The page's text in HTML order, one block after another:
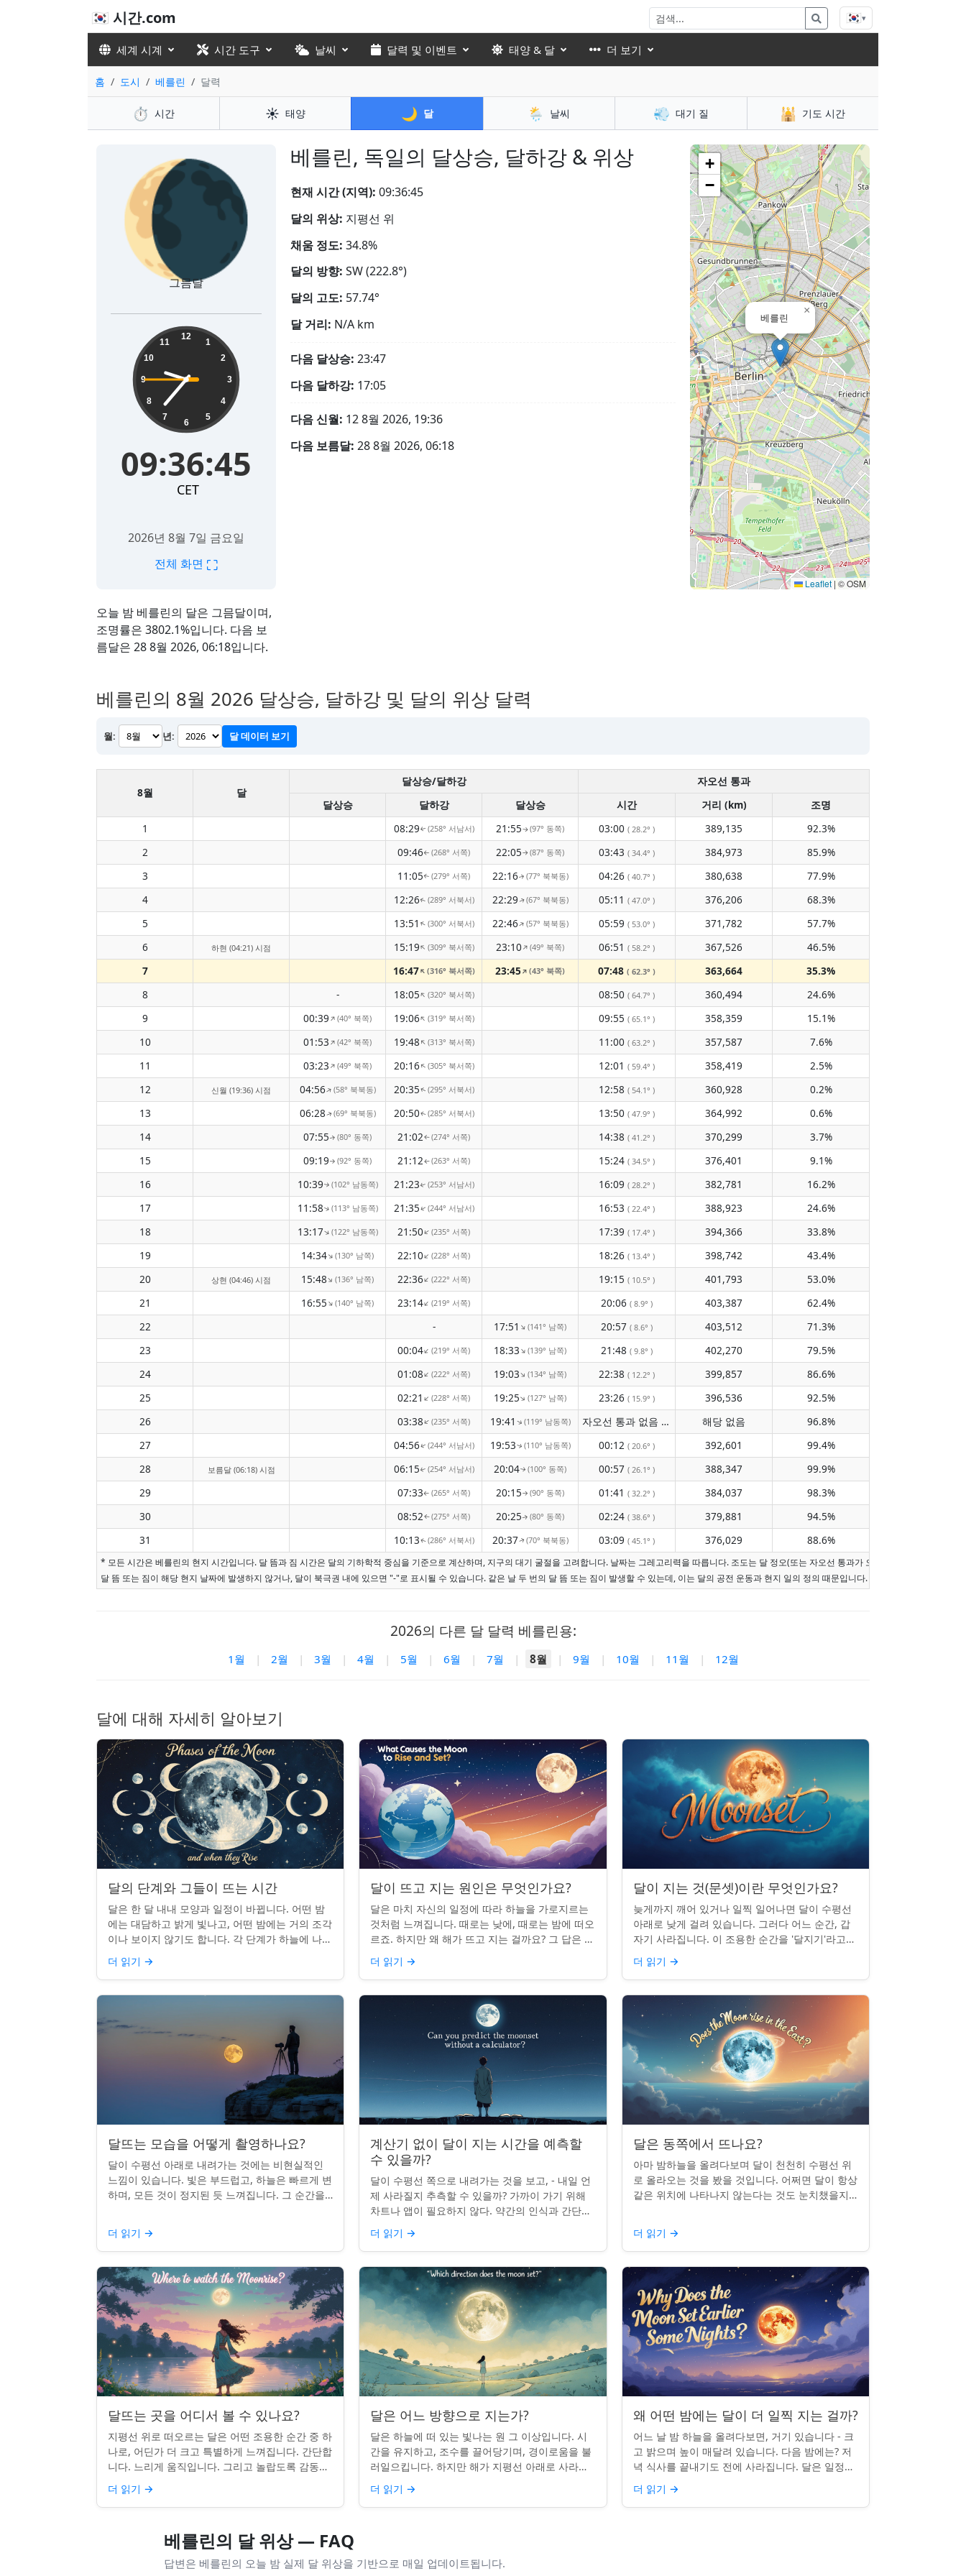
🇰🇷 시간.com 🇰🇷▾
세계 시계 시간 도구 날씨 달력 및 이벤트 태양 & 달 더 보기
홈 도시 베를린 달력
⏱️ 시간 ☀️ 태양 🌙 달 🌦️ 날씨 💨 대기 질 🕌 기도 시간
베를린, 독일의 달상승, 달하강 & 위상
오늘 밤 베를린의 달은 그믐달이며,
조명률은 3802.1%입니다. 다음 보
름달은 28 8월 2026, 06:18입니다.
🌘
그믐달
09:36:46 12
1
2
3
4
5
6
7
8
9
10
11
09:36:46
CET
2026년 8월 7일 금요일
전체 화면 ⛶
현재 시간 (지역): 09:36:46
달의 위상: 지평선 위
채움 정도: 34.8%
달의 방향: SW (222.8°)
달의 고도: 57.74°
달 거리: N/A km
다음 달상승: 23:47
다음 달하강: 17:05
다음 신월: 12 8월 2026, 19:36
다음 보름달: 28 8월 2026, 06:18
베를린
×
+
−
Leaflet | © OSM
베를린의 8월 2026 달상승, 달하강 및 달의 위상 달력
월: 년: 달 데이터 보기
8월 달
달상승/달하강
자오선 통과
달상승
달하강 달상승 시간 거리 (km)
조명
1
08:29↑(258° 서남서) 21:55↑(97° 동쪽) 03:00 ( 28.2° ) 389,135
92.3%
2
09:46↑(268° 서쪽) 22:05↑(87° 동쪽) 03:43 ( 34.4° ) 384,973
85.9%
3
11:05↑(279° 서쪽) 22:16↑(77° 북북동) 04:26 ( 40.7° ) 380,638
77.9%
4
12:26↑(289° 서북서) 22:29↑(67° 북북동) 05:11 ( 47.0° ) 376,206
68.3%
5
13:51↑(300° 서북서) 22:46↑(57° 북북동) 05:59 ( 53.0° ) 371,782
57.7%
6
하현 (04:21) 시점 15:19↑(309° 북서쪽) 23:10↑(49° 북쪽) 06:51 ( 58.2° ) 367,526
46.5%
7
16:47↑(316° 북서쪽) 23:45↑(43° 북쪽) 07:48 ( 62.3° ) 363,664
35.3%
8
- 18:05↑(320° 북서쪽) 08:50 ( 64.7° ) 360,494
24.6%
9
00:39↑(40° 북쪽) 19:06↑(319° 북서쪽) 09:55 ( 65.1° ) 358,359
15.1%
10
01:53↑(42° 북쪽) 19:48↑(313° 북서쪽) 11:00 ( 63.2° ) 357,587
7.6%
11
03:23↑(49° 북쪽) 20:16↑(305° 북서쪽) 12:01 ( 59.4° ) 358,419
2.5%
12
신월 (19:36) 시점 04:56↑(58° 북북동) 20:35↑(295° 서북서) 12:58 ( 54.1° ) 360,928
0.2%
13
06:28↑(69° 북북동) 20:50↑(285° 서북서) 13:50 ( 47.9° ) 364,992
0.6%
14
07:55↑(80° 동쪽) 21:02↑(274° 서쪽) 14:38 ( 41.2° ) 370,299
3.7%
15
09:19↑(92° 동쪽) 21:12↑(263° 서쪽) 15:24 ( 34.5° ) 376,401
9.1%
16
10:39↑(102° 남동쪽) 21:23↑(253° 서남서) 16:09 ( 28.2° ) 382,781
16.2%
17
11:58↑(113° 남동쪽) 21:35↑(244° 서남서) 16:53 ( 22.4° ) 388,923
24.6%
18
13:17↑(122° 남동쪽) 21:50↑(235° 서쪽) 17:39 ( 17.4° ) 394,366
33.8%
19
14:34↑(130° 남쪽) 22:10↑(228° 서쪽) 18:26 ( 13.4° ) 398,742
43.4%
20
상현 (04:46) 시점 15:48↑(136° 남쪽) 22:36↑(222° 서쪽) 19:15 ( 10.5° ) 401,793
53.0%
21
16:55↑(140° 남쪽) 23:14↑(219° 서쪽) 20:06 ( 8.9° ) 403,387
62.4%
22
- 17:51↑(141° 남쪽) 20:57 ( 8.6° ) 403,512
71.3%
23
00:04↑(219° 서쪽) 18:33↑(139° 남쪽) 21:48 ( 9.8° ) 402,270
79.5%
24
01:08↑(222° 서쪽) 19:03↑(134° 남쪽) 22:38 ( 12.2° ) 399,857
86.6%
25
02:21↑(228° 서쪽) 19:25↑(127° 남쪽) 23:26 ( 15.9° ) 396,536
92.5%
26
03:38↑(235° 서쪽) 19:41 ↑(119° 남동쪽) 자오선 통과 없음
( 해당 없음 )해당 없음
96.8%
27
04:56↑(244° 서남서) 19:53↑(110° 남동쪽) 00:12 ( 20.6° ) 392,601
99.4%
28
보름달 (06:18) 시점 06:15↑(254° 서남서) 20:04↑(100° 동쪽) 00:57 ( 26.1° ) 388,347
99.9%
29
07:33↑(265° 서쪽) 20:15↑ (90° 동쪽) 01:41 ( 32.2° ) 384,037
98.3%
30
08:52↑(275° 서쪽) 20:25↑(80° 동쪽) 02:24 ( 38.6° ) 379,881
94.5%
31
10:13↑(286° 서북서) 20:37↑(70° 북북동) 03:09 ( 45.1° ) 376,029 88.6%
* 모든 시간은 베를린의 현지 시간입니다. 달 뜸과 짐 시간은 달의 기하학적 중심을 기준으로 계산하며, 지구의 대기 굴절을 고려합니다. 날짜는 그레고리력을 따릅니다. 조도는 달 정오(또는 자오선 통과가 오늘이 아니면 현지 정오)
달 뜸 또는 짐이 해당 현지 날짜에 발생하지 않거나, 달이 북극권 내에 있으면 "-"로 표시될 수 있습니다. 같은 날 두 번의 달 뜸 또는 짐이 발생할 수 있는데, 이는 달의 공전 운동과 현지 일의 정의 때문입니다.
2026의 다른 달 달력 베를린용:
1월 | 2월 | 3월 | 4월 | 5월 | 6월 | 7월 | 8월 | 9월 | 10월 | 11월 | 12월
달에 대해 자세히 알아보기
달의 단계와 그들이 뜨는 시간
달은 한 달 내내 모양과 일정이 바뀝니다. 어떤 밤
에는 대담하고 밝게 빛나고, 어떤 밤에는 거의 조각
이나 보이지 않기도 합니다. 각 단계가 하늘에 나타
나는 시기를 궁금해한 적이 있다면, 혼자가 아닙니
다. 사실 그 타...
더 읽기 →
달이 뜨고 지는 원인은 무엇인가요?
달은 마치 자신의 일정에 따라 하늘을 가로지르는
것처럼 느껴집니다. 때로는 낮에, 때로는 밤에 떠오
르죠. 하지만 왜 해가 뜨고 지는 걸까요? 그 답은 단
순히 달에 관한 것이 아니라 우리에 관한 것입니다.
핵심 통찰:...
더 읽기 →
달이 지는 것(문셋)이란 무엇인가요?
늦게까지 깨어 있거나 일찍 일어나면 달이 수평선
아래로 낮게 걸려 있습니다. 그러다 어느 순간, 갑
자기 사라집니다. 이 조용한 순간을 '달지기'라고
부릅니다. 매일 일어나지만 대부분의 사람들은 놓
치곤 합니다. 핵심 ...
더 읽기 →
달뜨는 모습을 어떻게 촬영하나요?
달이 수평선 아래로 내려가는 것에는 비현실적인
느낌이 있습니다. 빛은 부드럽고, 하늘은 빠르게 변
하며, 모든 것이 정지된 듯 느껴집니다. 그 순간을
더 읽기 →
계산기 없이 달이 지는 시간을 예측할
수 있을까?
달이 수평선 쪽으로 내려가는 것을 보고, - 내일 언
제 사라질지 추측할 수 있을까? 가까이 가기 위해
차트나 앱이 필요하지 않다. 약간의 인식과 간단한
요령만 있으면 된다. 주요 통찰력: 오늘의 달 뜨는
시간을 알고...
더 읽기 →
달은 동쪽에서 뜨나요?
아마 밤하늘을 올려다보며 달이 천천히 수평선 위
로 올라오는 것을 봤을 것입니다. 어쩌면 달이 항상
같은 위치에 나타나지 않는다는 것도 눈치챘을지
더 읽기 →
달뜨는 곳을 어디서 볼 수 있나요?
지평선 위로 떠오르는 달은 어떤 조용한 순간 중 하
나로, 어딘가 더 크고 특별하게 느껴집니다. 간단합
니다. 느리게 움직입니다. 그리고 놀랍도록 감동적
입니다. 하지만 어디를 봐야 할지 모르면 잡기 쉽지
않을 수 있습니...
더 읽기 →
달은 어느 방향으로 지는가?
달은 하늘에 떠 있는 빛나는 원 그 이상입니다. 시
간을 유지하고, 조수를 끌어당기며, 경이로움을 불
러일으킵니다. 하지만 해가 지평선 아래로 사라질
때, 당신은 한 번쯤 멈춰서 물어본 적이 있나요: 그
곳은 어디일까? ...
더 읽기 →
왜 어떤 밤에는 달이 더 일찍 지는 걸까?
어느 날 밤 하늘을 올려다보면, 거기 있습니다 - 크
고 밝으며 높이 매달려 있습니다. 다음 밤에는? 저
녁 식사를 끝내기도 전에 사라집니다. 달은 일정한
취침 시간을 지키지 않으며, 그럴 만한 좋은 이유가
있습니다. ...
더 읽기 →
베를린의 달 위상 — FAQ
답변은 베를린의 오늘 밤 실제 달 위상을 기반으로 매일 업데이트됩니다.